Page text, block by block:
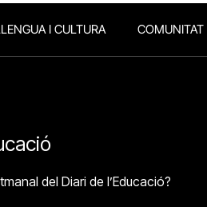
I CULTURA COMUNITAT